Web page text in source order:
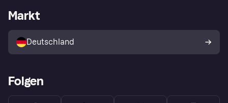
Klarna App
Shops entdecken
Käuferschutzrichtlinie
Dein Widerrufsrecht
Händlerportal
Markt
Deutschland
Folgen